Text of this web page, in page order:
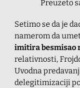
Preuzeto
Setimo se da je
namerom da
imitira besmisao
relativnosti,
Uvodna
delegitimizaciji